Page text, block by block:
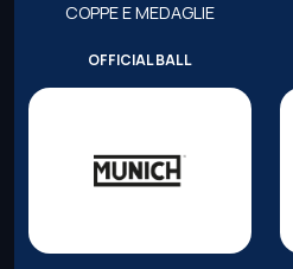
COPPE E MEDAGLIE
OFFICIAL BALL